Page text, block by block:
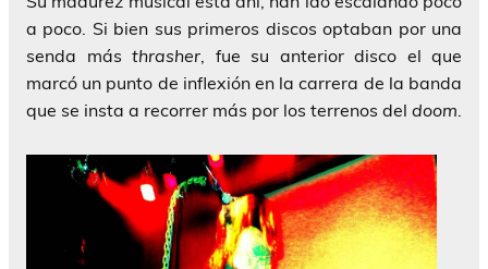
a poco. Si bien sus primeros discos optaban por una
senda más thrasher, fue su anterior disco el que
marcó un punto de inflexión en la carrera de la banda
que se insta a recorrer más por los terrenos del doom.